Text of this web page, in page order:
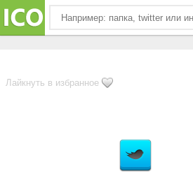
Лайкнуть в избранное